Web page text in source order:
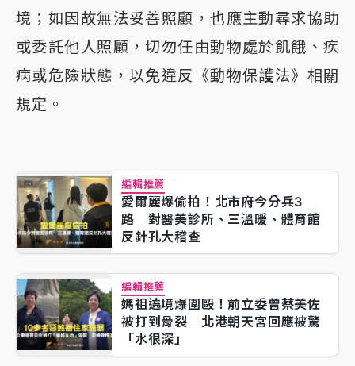
境；如因故無法妥善照顧，也應主動尋求協助
或委託他人照顧，切勿任由動物處於飢餓、疾
病或危險狀態，以免違反《動物保護法》相關
規定。
編輯推薦
愛爾麗爆偷拍！北市府今分兵3
路 對醫美診所、三溫暖、體育館
反針孔大稽查
編輯推薦
媽祖遶境爆圍毆！前立委曾蔡美佐
被打到骨裂 北港朝天宮回應被驚
「水很深」